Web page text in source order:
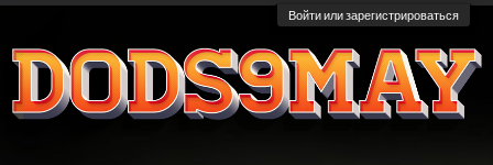
Войти или зарегистрироваться